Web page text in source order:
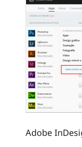
Adobe